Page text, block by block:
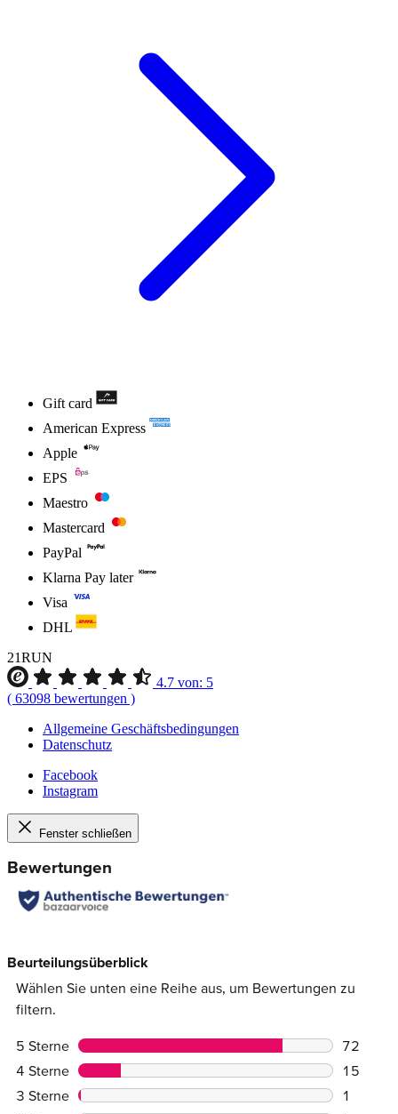
Gift card
American Express
Apple
EPS
Maestro
Mastercard
PayPal
Klarna Pay later
Visa
DHL
21RUN
4.7 von: 5
( 63098 bewertungen )
Allgemeine Geschäftsbedingungen
Datenschutz
Facebook
Instagram
Fenster schließen